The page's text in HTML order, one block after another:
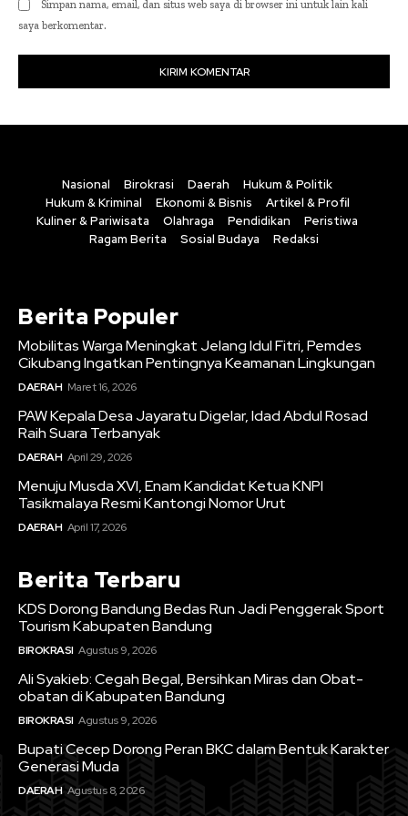
Simpan nama, email, dan situs web saya di browser ini untuk lain kali
saya berkomentar.
Nasional Birokrasi Daerah
Hukum & Politik
Hukum & Kriminal
Ekonomi & Bisnis
Artikel & Profil
Kuliner & Pariwisata
Olahraga Pendidikan
Peristiwa
Ragam Berita
Sosial Budaya Redaksi
Berita Populer
Mobilitas Warga Meningkat Jelang Idul Fitri, Pemdes
Cikubang Ingatkan Pentingnya Keamanan Lingkungan
DAERAH Maret 16, 2026
PAW Kepala Desa Jayaratu Digelar, Idad Abdul Rosad
Raih Suara Terbanyak
DAERAH April 29, 2026
Menuju Musda XVI, Enam Kandidat Ketua KNPI
Tasikmalaya Resmi Kantongi Nomor Urut
DAERAH April 17, 2026
Berita Terbaru
KDS Dorong Bandung Bedas Run Jadi Penggerak Sport
Tourism Kabupaten Bandung
BIROKRASI Agustus 9, 2026
Ali Syakieb: Cegah Begal, Bersihkan Miras dan Obat-
obatan di Kabupaten Bandung
BIROKRASI Agustus 9, 2026
Bupati Cecep Dorong Peran BKC dalam Bentuk Karakter
Generasi Muda
DAERAH Agustus 8, 2026